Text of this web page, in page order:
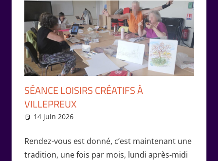
SÉANCE LOISIRS CRÉATIFS À
VILLEPREUX
14 juin 2026
Rendez-vous est donné, c’est maintenant une
tradition, une fois par mois, lundi après-midi